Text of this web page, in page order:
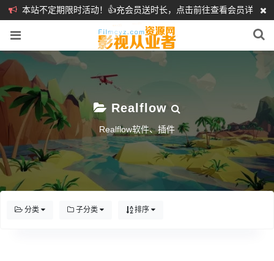
本站不定期限时活动！👍充会员送时长，点击前往查看会员详
细介绍 ❤️
Realflow
Realflow软件、插件
分类 子分类 排序